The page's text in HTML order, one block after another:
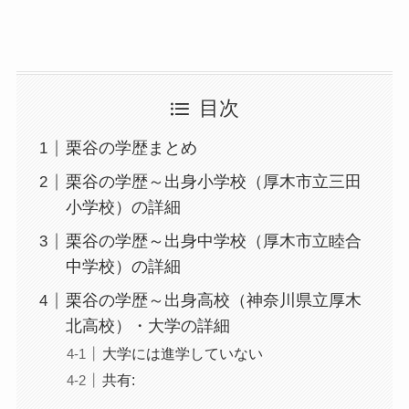
目次
栗谷の学歴まとめ
栗谷の学歴～出身小学校（厚木市立三田
小学校）の詳細
栗谷の学歴～出身中学校（厚木市立睦合
中学校）の詳細
栗谷の学歴～出身高校（神奈川県立厚木
北高校）・大学の詳細
大学には進学していない
共有: